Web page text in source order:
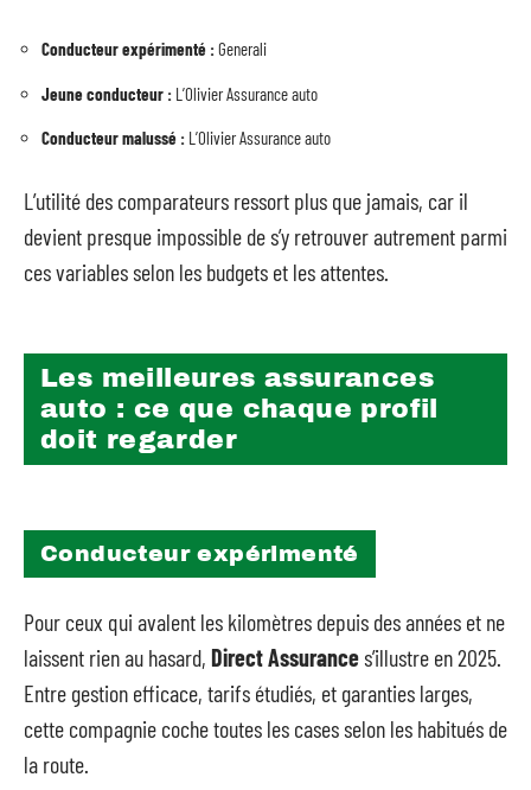
Conducteur expérimenté :Generali
Jeune conducteur : L’Olivier Assurance auto
Conducteur malussé : L’Olivier Assurance auto
L’utilité des comparateurs ressort plus que jamais, car il
devient presque impossible de s’y retrouver autrement parmi
ces variables selon les budgets et les attentes.
Les meilleures assurances
auto : ce que chaque profil
doit regarder
Conducteur expérimenté
Pour ceux qui avalent les kilomètres depuis des années et ne
laissent rien au hasard, Direct Assurances’illustre en 2025.
Entre gestion efficace, tarifs étudiés, et garanties larges,
cette compagnie coche toutes les cases selon les habitués de
la route.